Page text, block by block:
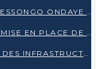
PASSEPORT AU CONGO : JEAN-OLESSONGO ONDAYE VEUT METTRE FIN AUX LENTEURS ADMINISTRATIVES
LES ÉTATS-UNIS FINANCERONT LA MISE EN PLACE DE JUSQU’À 50 CLINIQUES DE LUTTE CONTRE L’EBOLA
LE CONGO LANCE LE DIAGNOSTIC DES INFRASTRUCTURES SPORTIVES DU COMPLEXE DE KINTÉLÉ